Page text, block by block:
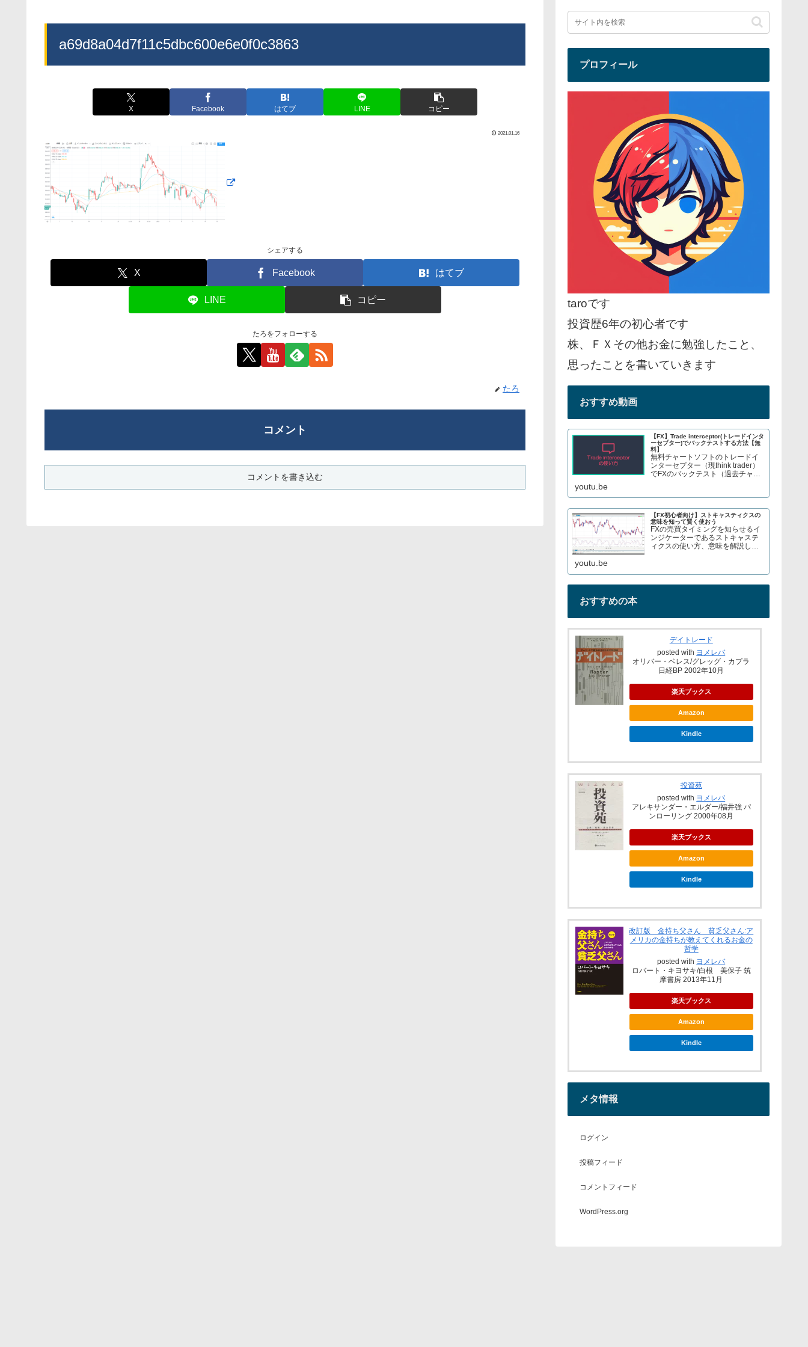
a69d8a04d7f11c5dbc600e6e0f0c3863
X Facebook はてブ LINE コピー
2021.01.16
シェアする
X Facebook はてブ
LINE コピー
たろをフォローする
たろ
コメント
コメントを書き込む
プロフィール
taroです
投資歴6年の初心者です
株、ＦＸその他お金に勉強したこと、
思ったことを書いていきます
おすすめ動画
【FX】Trade interceptor(トレードインタ
ーセプター)でバックテストする方法【無
料】
無料チャートソフトのトレードイ
ンターセプター（現think trader）
でFXのバックテスト（過去チャー
数のCFDトレードについてブログ
で解説してます→ twitter、t...
youtu.be
【FX初心者向け】ストキャスティクスの
意味を知って賢く使おう
FXの売買タイミングを知らせるイ
ンジケーターであるストキャステ
ィクスの使い方、意味を解説して
youtu.be
おすすめの本
デイトレード
posted with ヨメレバ
オリバー・ベレス/グレッグ・カプラ
日経BP 2002年10月
楽天ブックス
Amazon
Kindle
投資苑
posted with ヨメレバ
アレキサンダー・エルダー/福井強 パ
ンローリング 2000年08月
楽天ブックス
Amazon
Kindle
改訂版 金持ち父さん 貧乏父さん:ア
メリカの金持ちが教えてくれるお金の
哲学
posted with ヨメレバ
ロバート・キヨサキ/白根 美保子 筑
摩書房 2013年11月
楽天ブックス
Amazon
Kindle
メタ情報
ログイン
投稿フィード
コメントフィード
WordPress.org